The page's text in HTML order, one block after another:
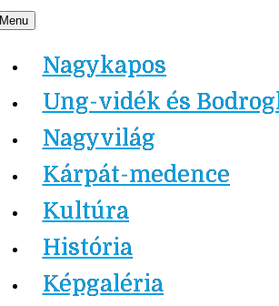
Skip
content
Nagykapos.ma
Nagykapos
Ung-vidék és
Nagyvilág
Kárpát-medence
Kultúra
História
Képgaléria